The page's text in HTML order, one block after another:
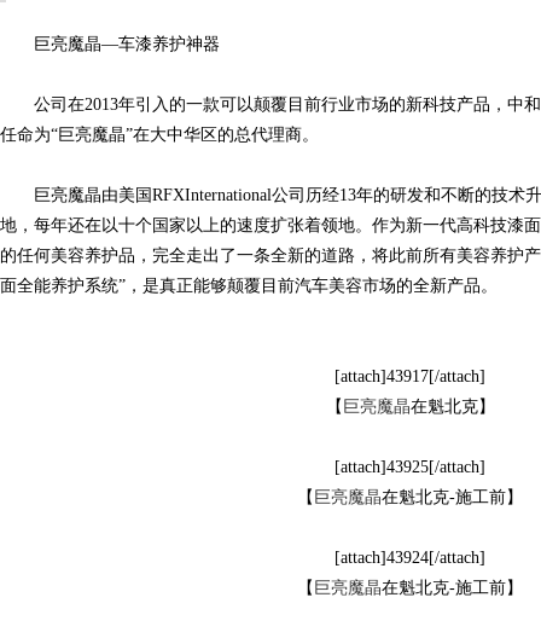
巨亮魔晶—车漆养护神器
公司在2013年引入的一款可以颠覆目前行业市场的新科技产品，中和
任命为“巨亮魔晶”在大中华区的总代理商。
巨亮魔晶由美国RFXInternational公司历经13年的研发和不断的技术
地，每年还在以十个国家以上的速度扩张着领地。作为新一代高科技漆
的任何美容养护品，完全走出了一条全新的道路，将此前所有美容养护
面全能养护系统”，是真正能够颠覆目前汽车美容市场的全新产品。
[attach]43917[/attach]
【 巨亮魔晶在魁北克】
[attach]43925[/attach]
【 巨亮魔晶在魁北克-施工前】
[attach]43924[/attach]
【 巨亮魔晶在魁北克-施工前】